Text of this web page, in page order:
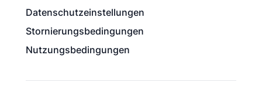
Datenschutzeinstellungen
Stornierungsbedingungen
Nutzungsbedingungen